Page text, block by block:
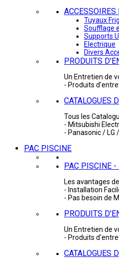
ACCESSOIRES
Tuyaux
Soufflage
Supports
Electrique
Divers
PRODUITS
Un Entretien de
- Produits
CATALOGUES
Tous les
- Mitsubishi
- Panasonic / LG
PAC PISCINE
PAC PISCINE -
Les avantages
- Installation
- Pas besoin de
PRODUITS
Un Entretien de
- Produits
CATALOGUES